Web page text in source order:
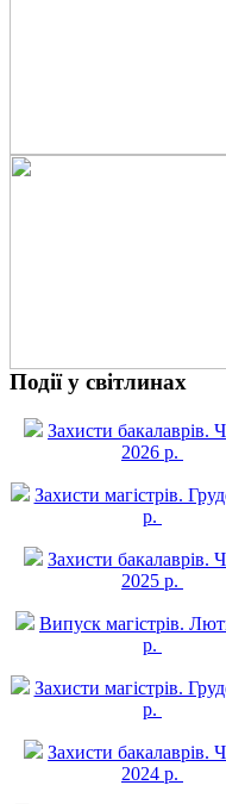
Події у світлинах
Захисти бакалаврів.
2026 р.
Захисти магістрів.
р.
Захисти бакалаврів.
2025 р.
Випуск магістрів.
р.
Захисти магістрів.
р.
Захисти бакалаврів.
2024 р.